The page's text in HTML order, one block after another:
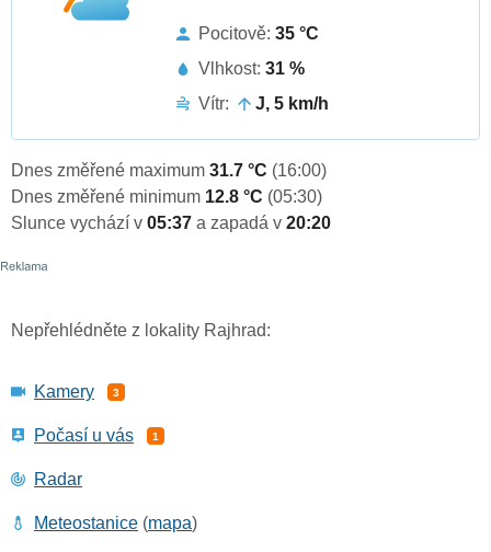
Pocitově: 35 °C
Vlhkost: 31 %
Vítr:
J, 5 km/h
Dnes změřené maximum 31.7 °C (16:00)
Dnes změřené minimum 12.8 °C (05:30)
Slunce vychází v 05:37 a zapadá v 20:20
Nepřehlédněte z lokality Rajhrad:
Kamery 3
Počasí u vás 1
Radar
Meteostanice (mapa)